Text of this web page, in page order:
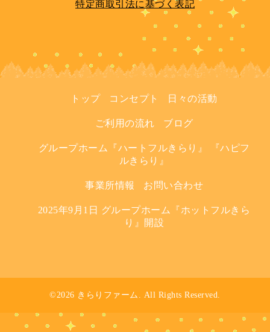
特定商取引法に基づく表記
トップ コンセプト 日々の活動
ご利用の流れ ブログ
グループホーム『ハートフルきらり』 『ハピフ
ルきらり』
事業所情報 お問い合わせ
2025年9月1日 グループホーム『ホットフルきら
り』開設
©2026 きらりファーム . All Rights Reserved.